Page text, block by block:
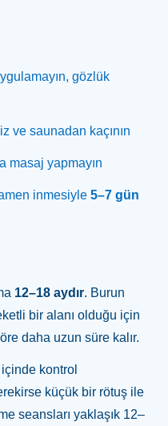
gözlük
ve saunadan kaçının
masaj yapmayın
inmesiyle 5–7 gün
12–18 aydır. Burun
bir alanı olduğu için
daha uzun süre kalır.
kontrol
küçük bir rötuş ile
seansları yaklaşık 12–